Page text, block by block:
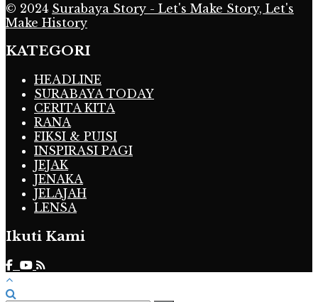
© 2024 Surabaya Story - Let's Make Story, Let's
Make History
KATEGORI
HEADLINE
SURABAYA TODAY
CERITA KITA
RANA
FIKSI & PUISI
INSPIRASI PAGI
JEJAK
JENAKA
JELAJAH
LENSA
Ikuti Kami